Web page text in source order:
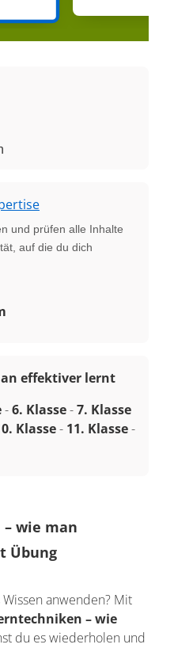
und prüfen alle Inhalte
auf die du dich
effektiver lernt
-6. Klasse-7. Klasse
Klasse- 11. Klasse-
wie man
Übung
anwenden? Mit
– wie
du es wiederholen und